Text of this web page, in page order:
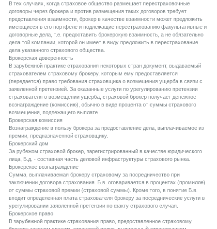
В тех случаях, когда страховое общество размещает перестраховочные
договоры через брокера и против размещения таких договоров требует
представления взаимности, брокер в качестве взаимности может предложить
имеющиеся в его портфеле и подлежащие перестрахованию факультативные и
договорные дела, т.е. предоставить брокерскую взаимность, а не обязательно
дела той компании, которой он имеет в виду предложить в перестрахование
дела указанного страхового общества.
Брокерская доверенность
В зарубежной практике страхования некоторых стран документ, выдаваемый
страхователем страховому брокеру, которым ему предоставляется
(передается) право требования страховщика о возмещения ущерба в связи с
заявленной претензией. За оказанные услуги по урегулированию претензии
страхователя о возмещении ущерба, страховой брокер получает денежное
вознаграждение (комиссию), обычно в виде процента от суммы страхового
возмещения, подлежащего выплате.
Брокерская комиссия
Вознаграждение в пользу брокера за предоставление дела, выплачиваемое из
премии, предназначенной страховщику.
Брокерский дом
За рубежом страховой брокер, зарегистрированный в качестве юридического
лица, Б.д. - составная часть деловой инфраструктуры страхового рынка.
Брокерское вознаграждение
Сумма, выплачиваемая брокеру страховому за посредничество при
заключении договора страхования. Б.в. оговаривается в процентах (промилле)
от суммы страховой премии (страховой суммы). Кроме того, в понятие Б.в.
входит определенная плата страхователя брокеру за посреднические услуги в
урегулировании заявленной претензии по факту страхового случая.
Брокерское право
В зарубежной практике страхования право, предоставленное страховому